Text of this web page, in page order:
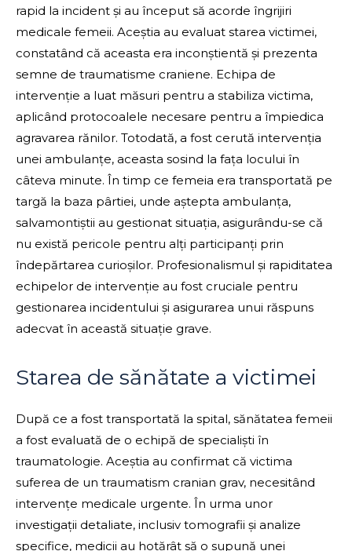
rapid la incident și au început să acorde îngrijiri
medicale femeii. Aceștia au evaluat starea victimei,
constatând că aceasta era inconștientă și prezenta
semne de traumatisme craniene. Echipa de
intervenție a luat măsuri pentru a stabiliza victima,
aplicând protocoalele necesare pentru a împiedica
agravarea rănilor. Totodată, a fost cerută intervenția
unei ambulanțe, aceasta sosind la fața locului în
câteva minute. În timp ce femeia era transportată pe
targă la baza pârtiei, unde aștepta ambulanța,
salvamontiștii au gestionat situația, asigurându-se că
nu există pericole pentru alți participanți prin
îndepărtarea curioșilor. Profesionalismul și rapiditatea
echipelor de intervenție au fost cruciale pentru
gestionarea incidentului și asigurarea unui răspuns
adecvat în această situație grave.
Starea de sănătate a victimei
După ce a fost transportată la spital, sănătatea femeii
a fost evaluată de o echipă de specialiști în
traumatologie. Aceștia au confirmat că victima
suferea de un traumatism cranian grav, necesitând
intervențe medicale urgente. În urma unor
investigații detaliate, inclusiv tomografii și analize
specifice, medicii au hotărât să o supună unei